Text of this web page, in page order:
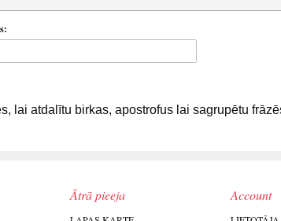
lai atdalītu birkas, apostrofus lai sagrupētu
Ātrā pieeja Account